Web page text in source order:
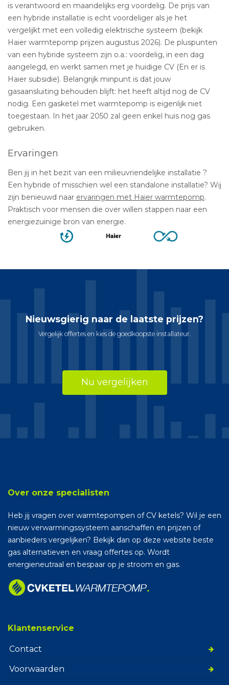
is verantwoord en maandelijks erg voordelig. De prijs van
een hybride installatie is echt voordeliger als je het
vergelijkt met een volledig elektrische systeem (bekijk
Haier warmtepomp prijzen augustus 2026). De pluspunten
van een hybride systeem zijn o.a.: voordelig, in een dag
aangelegd, en werkt samen met je huidige CV (En er is
Haier subsidie). Belangrijk minpunt is dat jouw
gasaansluiting behouden blijft: het heeft altijd nog de CV
nodig. Een gasketel met warmtepomp is eigenlijk niet
toegestaan. In het jaar 2050 zal geen enkel huis nog gas
gebruiken.
Ervaringen
Ben jij in het bezit van een milieuvriendelijke installatie ?
Een hybride of misschien wel een standalone installatie? Wij
zijn benieuwd naar ervaringen met Haier warmtepomp.
Praktisch voor mensen die over willen stappen naar een
energiezuinige bron van energie.
Nieuwsgierig naar de laatste prijzen?
Vergelijk offertes en kies de goedkoopste installateur.
Nu vergelijken
Over onze specialisten
Heb jij vragen over warmtepompen of CV ketels? Wil je een
nieuw verwarmingssysteem aanschaffen en prijzen of
aanbieders vergelijken? Bekijk dan op deze website beste
gas alternatieven en vraag offertes op. Wordt
energieneutraal en bespaar op je stroom en gas.
Klantenservice
Contact
Voorwaarden